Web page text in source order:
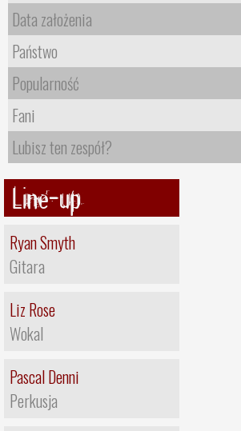
Data założenia
Państwo
Popularność
Fani
Lubisz ten zespół?
Line-up
Ryan Smyth
Gitara
Liz Rose
Wokal
Pascal Denni
Perkusja